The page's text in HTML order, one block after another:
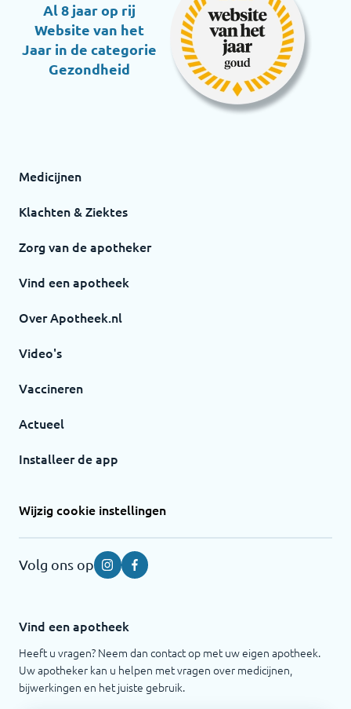
Al 8 jaar op rij
Website van het
Jaar in de categorie
Gezondheid
Medicijnen
Klachten & Ziektes
Zorg van de apotheker
Vind een apotheek
Over Apotheek.nl
Video's
Vaccineren
Actueel
Installeer de app
Wijzig cookie instellingen
Volg ons op InstagramFacebook
Vind een apotheek
Heeft u vragen? Neem dan contact op met uw eigen apotheek.
Uw apotheker kan u helpen met vragen over medicijnen,
bijwerkingen en het juiste gebruik.